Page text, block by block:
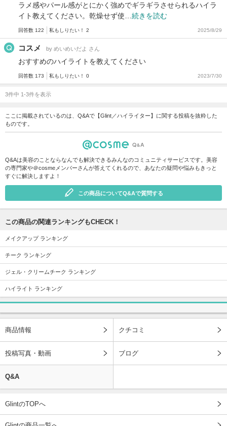
ラメ感やパール感がとにかく強めでギラギラさせられるハイラ
イト教えてください。乾燥せず使… 続きを読む
回答数 122 私もしりたい！ 2 2025/8/29
コスメ by めいめいだよ さん
おすすめのハイライトを教えてください
回答数 173 私もしりたい！ 0 2023/7/30
3件中 1-3件を表示
ここに掲載されているのは、Q&Aで【Glint／ハイライター】に関する投稿を抜粋した
ものです。
Q&Aは美容のことならなんでも解決できるみんなのコミュニティサービスです。美容
の専門家や＠cosmeメンバーさんが答えてくれるので、あなたの疑問や悩みもきっと
すぐに解決しますよ！
この商品についてQ&Aで質問する
この商品の関連ランキングもCHECK！
メイクアップ ランキング
チーク ランキング
ジェル・クリームチーク ランキング
ハイライト ランキング
商品情報 クチコミ
投稿写真・動画 ブログ
Q&A
GlintのTOPへ